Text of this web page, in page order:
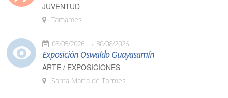
JUVENTUD
Tamames
08/05/2026 30/08/2026
Exposición Oswaldo Guayasamín
ARTE / EXPOSICIONES
Santa Marta de Tormes